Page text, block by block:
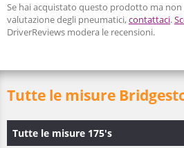
Se hai acquistato questo prodotto ma
valutazione degli pneumatici,contattaci.
DriverReviews modera le recensioni.
Tutte le misure
Tutte le misure 175's